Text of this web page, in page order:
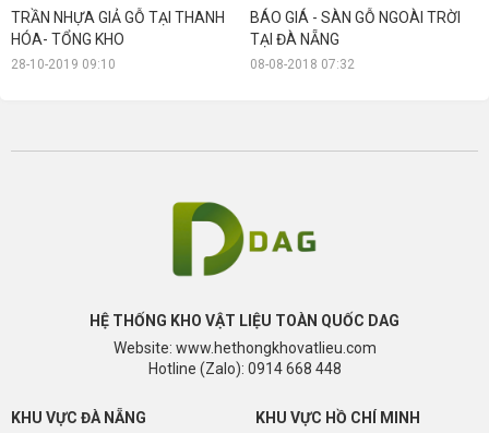
TRẦN NHỰA GIẢ GỖ TẠI THANH
HÓA- TỔNG KHO
28-10-2019 09:10
BÁO GIÁ - SÀN GỖ NGOÀI TRỜI
TẠI ĐÀ NẴNG
08-08-2018 07:32
HỆ THỐNG KHO VẬT LIỆU TOÀN QUỐC DAG
Website: www.hethongkhovatlieu.com
Hotline (Zalo): 0914 668 448
KHU VỰC ĐÀ NẴNG
KHU VỰC HỒ CHÍ MINH